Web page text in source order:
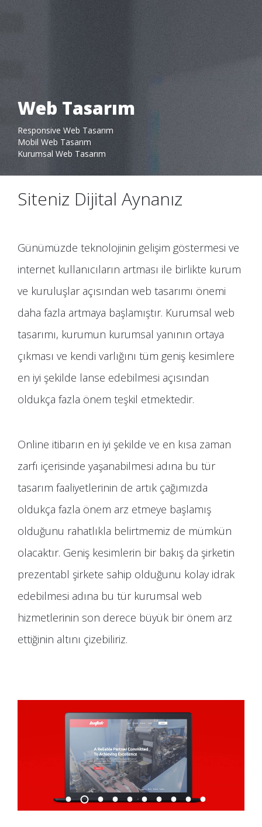
Web Tasarım
Pantone Creative Neler Yapıyoruz
Responsive Web Tasarım
Mobil Web Tasarım
Kurumsal Web Tasarım
Siteniz Dijital Aynanız
Günümüzde teknolojinin gelişim göstermesi ve
internet kullanıcıların artması ile birlikte kurum
ve kuruluşlar açısından web tasarımı önemi
daha fazla artmaya başlamıştır. Kurumsal web
tasarımı, kurumun kurumsal yanının ortaya
çıkması ve kendi varlığını tüm geniş kesimlere
en iyi şekilde lanse edebilmesi açısından
oldukça fazla önem teşkil etmektedir.
Online itibarın en iyi şekilde ve en kısa zaman
zarfı içerisinde yaşanabilmesi adına bu tür
tasarım faaliyetlerinin de artık çağımızda
oldukça fazla önem arz etmeye başlamış
olduğunu rahatlıkla belirtmemiz de mümkün
olacaktır. Geniş kesimlerin bir bakış da şirketin
prezentabl şirkete sahip olduğunu kolay idrak
edebilmesi adına bu tür kurumsal web
hizmetlerinin son derece büyük bir önem arz
ettiğinin altını çizebiliriz.